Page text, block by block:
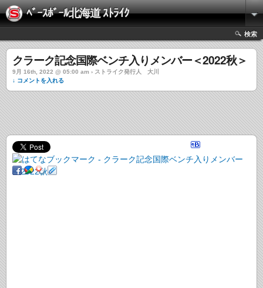
ﾍﾞｰｽﾎﾞｰﾙ北海道 ｽﾄﾗｲｸ
検索
クラーク記念国際ベンチ入りメンバー＜2022秋＞
9月 16th, 2022 @ 05:00 am › ストライク発行人 大川
↓ コメントを入れる